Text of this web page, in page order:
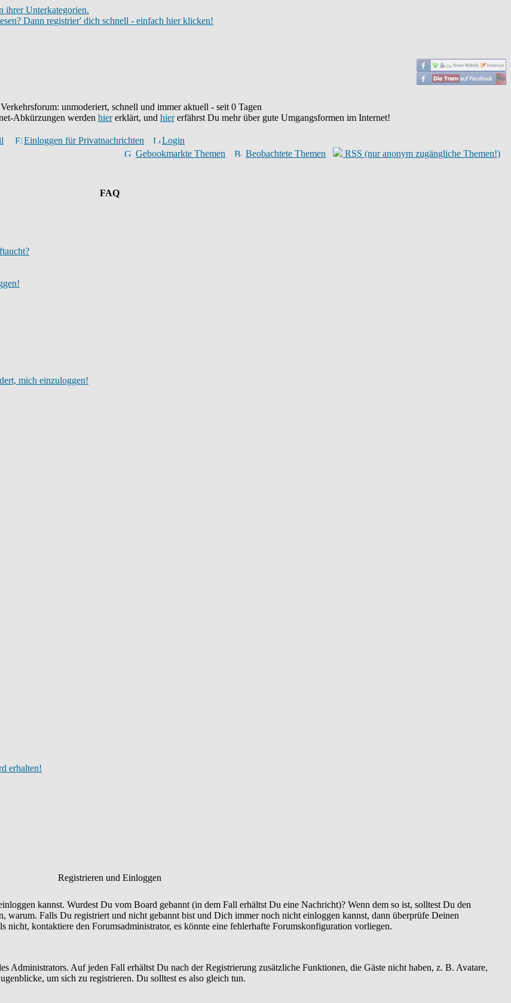
ihrer Unterkategorien.
Dann registrier' dich schnell - einfach hier klicken!
unmoderiert, schnell und immer aktuell - seit 0 Tagen
Abkürzungen werden hiererklärt, und hiererfährst Du mehr über gute Umgangsformen im Internet!
Einloggen für Privatnachrichten
Login
Gebookmarkte Themen
Beobachtete Themen RSS (nur anonym zugängliche Themen!)
FAQ
mich einzuloggen!
erhalten!
Registrieren und Einloggen
kannst. Wurdest Du vom Board gebannt (in dem Fall erhältst Du eine Nachricht)? Wenn dem so ist, solltest Du den
warum. Falls Du registriert und nicht gebannt bist und Dich immer noch nicht einloggen kannst, dann überprüfe Deinen
nicht, kontaktiere den Forumsadministrator, es könnte eine fehlerhafte Forumskonfiguration vorliegen.
Administrators. Auf jeden Fall erhältst Du nach der Registrierung zusätzliche Funktionen, die Gäste nicht haben, z. B. Avatare,
um sich zu registrieren. Du solltest es also gleich tun.